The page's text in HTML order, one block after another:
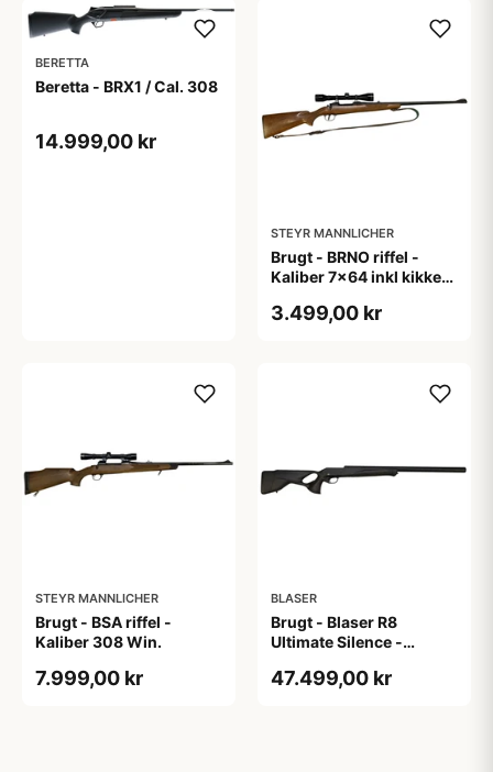
BERETTA
Beretta - BRX1 / Cal. 308
14.999,00 kr
STEYR MANNLICHER
Brugt - BRNO riffel -
Kaliber 7x64 inkl kikkert
3.499,00 kr
STEYR MANNLICHER
Brugt - BSA riffel -
Kaliber 308 Win.
7.999,00 kr
BLASER
Brugt - Blaser R8
Ultimate Silence -
47.499,00 kr